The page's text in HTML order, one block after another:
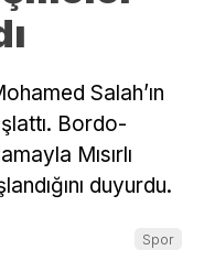
Salah’ın
Bordo-
Mısırlı
duyurdu.
Spor